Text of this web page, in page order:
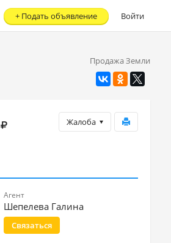
Войти
+ Подать объявление
Продажа Земли
Жалоба
Агент
Шепелева Галина
Связаться